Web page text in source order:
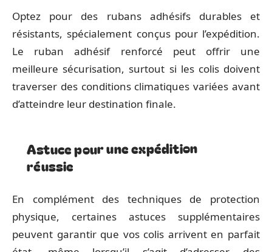
Optez pour des rubans adhésifs durables et
résistants, spécialement conçus pour l’expédition.
Le ruban adhésif renforcé peut offrir une
meilleure sécurisation, surtout si les colis doivent
traverser des conditions climatiques variées avant
d’atteindre leur destination finale.
Astuce pour une expédition
réussie
En complément des techniques de protection
physique, certaines astuces supplémentaires
peuvent garantir que vos colis arrivent en parfait